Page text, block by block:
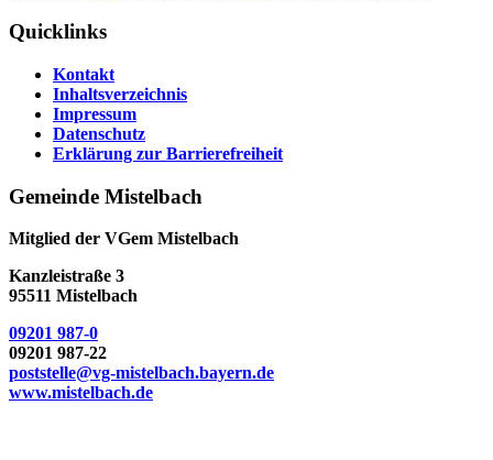
Quicklinks
Kontakt
Inhaltsverzeichnis
Impressum
Datenschutz
Erklärung zur Barrierefreiheit
Gemeinde Mistelbach
Mitglied der VGem Mistelbach
Kanzleistraße 3
95511 Mistelbach
09201 987-0
09201 987-22
poststelle@vg-mistelbach.bayern.de
www.mistelbach.de